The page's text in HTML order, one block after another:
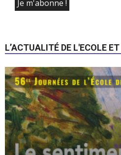
L’ACTUALITÉ DE L'ECOLE